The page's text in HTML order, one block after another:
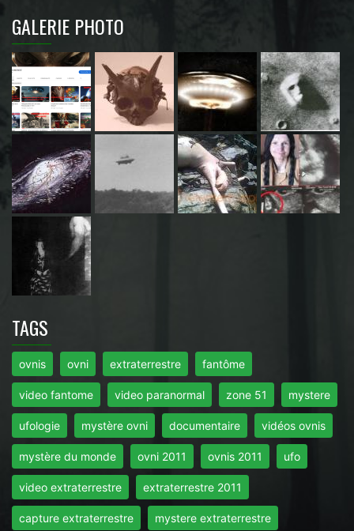
GALERIE PHOTO
TAGS
ovnis ovni extraterrestre fantôme
video fantome video paranormal zone 51 mystere
ufologie mystère ovni documentaire vidéos ovnis
mystère du monde ovni 2011 ovnis 2011 ufo
video extraterrestre extraterrestre 2011
capture extraterrestre mystere extraterrestre